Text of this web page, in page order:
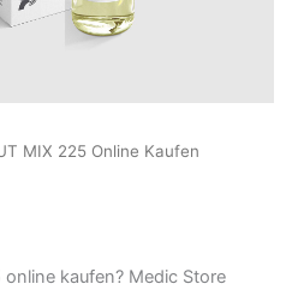
MIX 225 Online Kaufen
kaufen? Medic Store